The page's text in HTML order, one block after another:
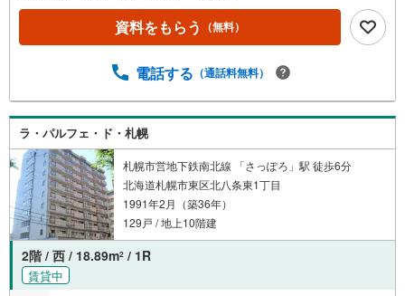
資料をもらう （無料）
電話する （通話料無料）
ラ・パルフェ・ド・札幌
札幌市営地下鉄南北線 「さっぽろ」駅 徒歩6分
北海道札幌市東区北八条東1丁目
1991年2月（築36年）
129戸 / 地上10階建
2階 / 西 / 18.89m2 / 1R
賃貸中